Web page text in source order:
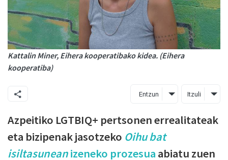
Kattalin Miner, Eihera kooperatibako kidea. (Eihera
kooperatiba)
Entzun Itzuli
Azpeitiko LGTBIQ+ pertsonen errealitateak
eta bizipenak jasotzeko Oihu bat
isiltasuneanizeneko prozesua abiatu zuen